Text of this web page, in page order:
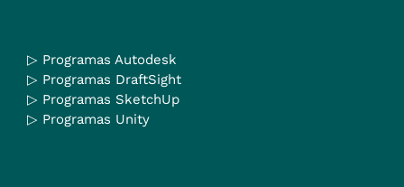
▷ Programas Autodesk
▷ Programas DraftSight
▷ Programas SketchUp
▷ Programas Unity